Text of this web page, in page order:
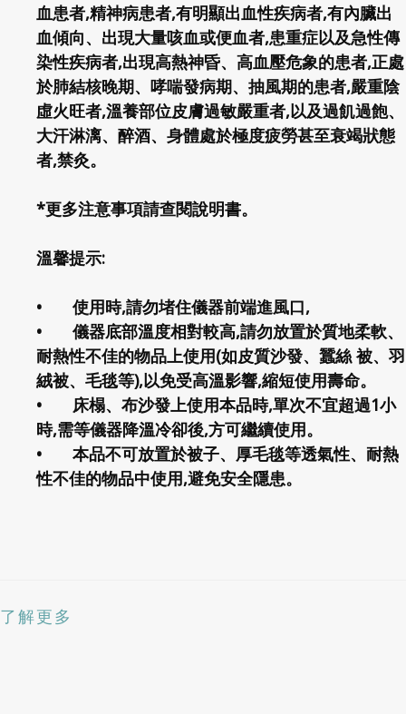
血患者,精神病患者,有明顯出血性疾病者,有內臟出
血傾向、出現大量咳血或便血者,患重症以及急性傳
染性疾病者,出現高熱神昏、高血壓危象的患者,正處
於肺結核晚期、哮喘發病期、抽風期的患者,嚴重陰
虛火旺者,溫養部位皮膚過敏嚴重者,以及過飢過飽、
大汗淋漓、醉酒、身體處於極度疲勞甚至衰竭狀態
者,禁灸。
*更多注意事項請查閱說明書。
溫馨提示:
•
使用時,請勿堵住儀器前端進風口,
•
儀器底部溫度相對較高,請勿放置於質地柔軟、
耐熱性不佳的物品上使用(如皮質沙發、蠶絲 被、羽
絨被、毛毯等),以免受高溫影響,縮短使用壽命。
•
床榻、布沙發上使用本品時,單次不宜超過1小
時,需等儀器降溫冷卻後,方可繼續使用。
•
本品不可放置於被子、厚毛毯等透氣性、耐熱
性不佳的物品中使用,避免安全隱患。
了解更多